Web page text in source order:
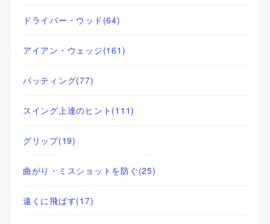
ドライバー・ウッド (64)
アイアン・ウェッジ(161)
パッティング(77)
スイング上達のヒント (111)
グリップ(19)
曲がり・ミスショットを防ぐ(25)
遠くに飛ばす(17)